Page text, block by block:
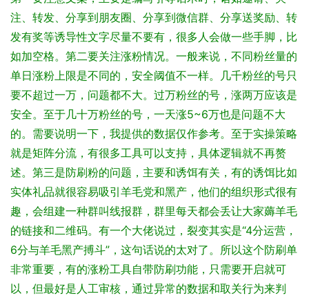
注、转发、分享到朋友圈、分享到微信群、分享送奖励、转
发有奖等诱导性文字尽量不要有，很多人会做一些手脚，比
如加空格。 第二要关注涨粉情况。一般来说，不同粉丝量的
单日涨粉上限是不同的，安全阈值不一样。几千粉丝的号只
要不超过一万，问题都不大。过万粉丝的号，涨两万应该是
安全。至于几十万粉丝的号，一天涨5~6万也是问题不大
的。需要说明一下，我提供的数据仅作参考。至于实操策略
就是矩阵分流，有很多工具可以支持，具体逻辑就不再赘
述。 第三是防刷粉的问题，主要和诱饵有关，有的诱饵比如
实体礼品就很容易吸引羊毛党和黑产，他们的组织形式很有
趣，会组建一种群叫线报群，群里每天都会丢让大家薅羊毛
的链接和二维码。 有一个大佬说过，裂变其实是“4分运营，
6分与羊毛黑产搏斗”，这句话说的太对了。所以这个防刷单
非常重要，有的涨粉工具自带防刷功能，只需要开启就可
以，但最好是人工审核，通过异常的数据和取关行为来判